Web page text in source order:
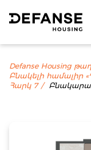
Defanse Housing
Բնակելի համալիր
Հարկ 7